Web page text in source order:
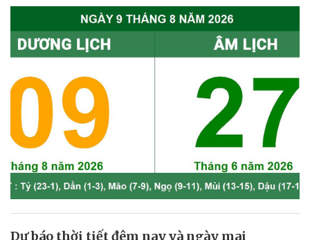
Dự báo thời tiết đêm nay và ngày mai